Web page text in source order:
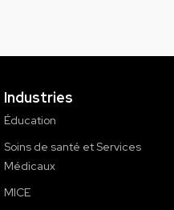
Industries
Éducation
Soins de santé et Services
Médicaux
MICE